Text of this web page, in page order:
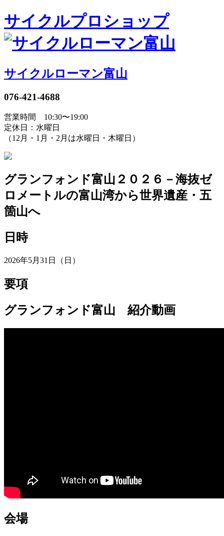
サイクルプロショップ
サイクルローマン富山
076-421-4688
営業時間 10:30〜19:00
定休日：水曜日
（12月・1月・2月は水曜日・木曜日）
グランフォンド富山２０２６－海抜ゼ
ロメートルの富山湾から世界遺産・五
箇山へ
日時
2026年5月31日（日）
要項
グランフォンド富山 紹介動画
会場